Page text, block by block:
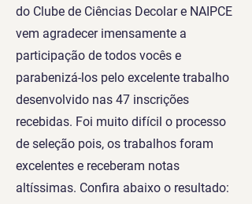
do Clube de Ciências Decolar e NAIPCE
vem agradecer imensamente a
participação de todos vocês e
parabenizá-los pelo excelente trabalho
desenvolvido nas 47 inscrições
recebidas. Foi muito difícil o processo
de seleção pois, os trabalhos foram
excelentes e receberam notas
altíssimas. Confira abaixo o resultado: